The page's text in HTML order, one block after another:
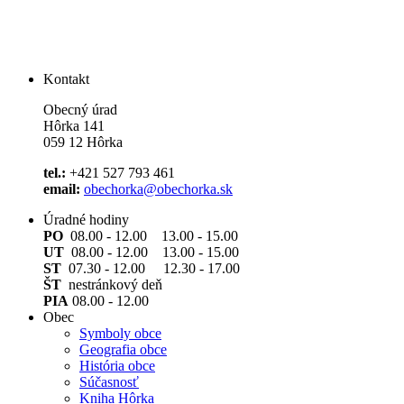
Kontakt
Obecný úrad
Hôrka 141
059 12 Hôrka
tel.: +421 527 793 461
email: obechorka@obechorka.sk
Úradné hodiny
PO 08.00 - 12.00 13.00 - 15.00
UT 08.00 - 12.00 13.00 - 15.00
ST 07.30 - 12.00 12.30 - 17.00
ŠT nestránkový deň
PIA 08.00 - 12.00
Obec
Symboly obce
Geografia obce
História obce
Súčasnosť
Kniha Hôrka